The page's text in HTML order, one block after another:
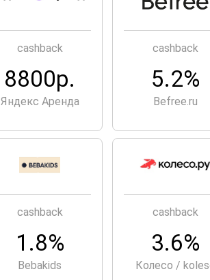
cashback
8800р.
Яндекс Аренда
cashback
5.2%
Befree.ru
cashback
1.8%
Bebakids
cashback
3.6%
Колесо /